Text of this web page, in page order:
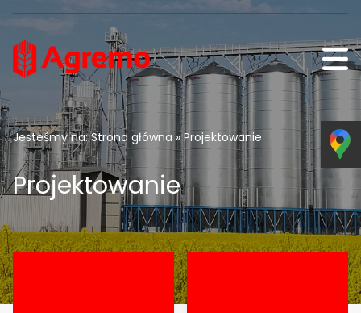
Przejdź do treści
Jesteśmy na:Strona główna » Projektowanie
Projektowanie